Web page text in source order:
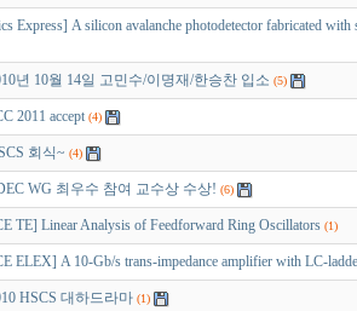
Express] A silicon avalanche photodetector fabricated
년 10월 14일 고민수/이명재/한승찬 입소 (5)
2011 accept (4)
회식~ (4)
WG 최우수 참여 교수상 수상! (6)
TE] Linear Analysis of Feedforward Ring Oscillators (1)
ELEX] A 10-Gb/s trans-impedance amplifier with LC-
HSCS 대하드라마 (1)